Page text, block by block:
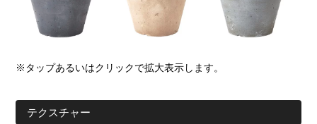
※タップあるいはクリックで拡大表示します。
テクスチャー